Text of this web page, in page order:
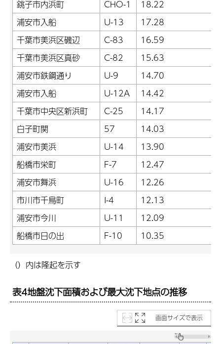
銚子市内浜町
CHO-1
18.22
浦安市入船
U-13
17.28
千葉市美浜区磯辺
C-83
16.59
千葉市美浜区真砂
C-82
15.63
浦安市鉄鋼通り
U-9
14.70
浦安市入船
U-12A
14.42
千葉市中央区新浜町
C-25
14.17
白子町関
57
14.03
浦安市美浜
U-14
13.90
船橋市栄町
F-7
12.47
浦安市舞浜
U-16
12.26
市川市千鳥町
I-4
12.13
浦安市今川
U-11
12.09
船橋市日の出
F-10 10.35
（）内は隆起を示す
表4地盤沈下面積および最大沈下地点の推移
画面サイズで表示